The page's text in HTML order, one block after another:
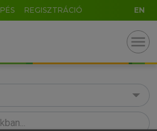
REGISZTRÁCIÓ EN
menu